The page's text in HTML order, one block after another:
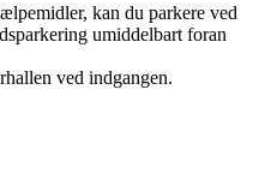
kan du parkere ved
umiddelbart foran
ved indgangen.